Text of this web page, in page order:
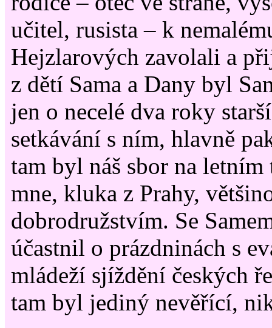
učitel, rusista – k
Hejzlarových zavolali a
z dětí Sama a Dany byl
jen o necelé dva roky
setkávání s ním, hlavně
tam byl náš sbor na
mne, kluka z Prahy,
dobrodružstvím. Se
účastnil o prázdninách s
mládeží sjíždění českých
tam byl jediný nevěřící,